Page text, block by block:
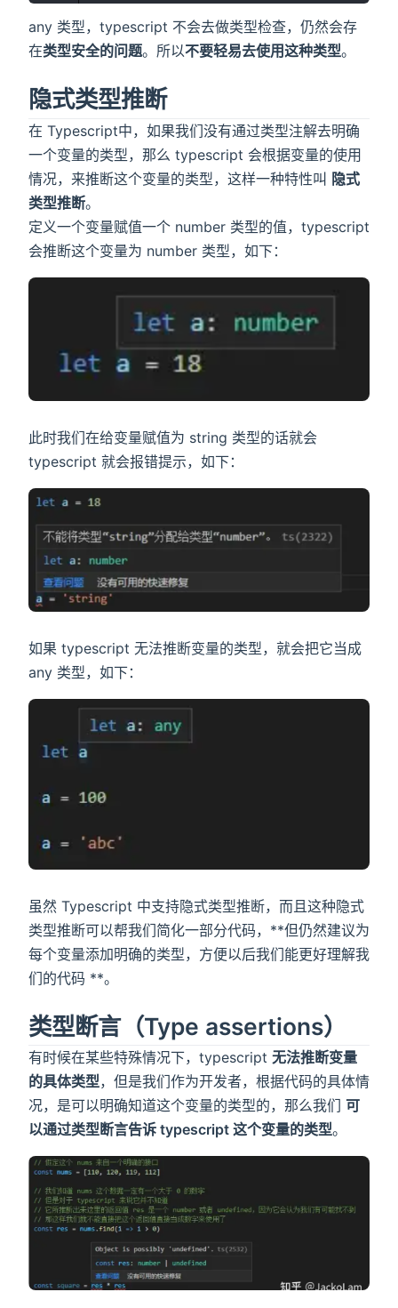
any 类型，typescript 不会去做类型检查，仍然会存
在类型安全的问题。所以不要轻易去使用这种类型。
隐式类型推断
在 Typescript中，如果我们没有通过类型注解去明确
一个变量的类型，那么 typescript 会根据变量的使用
情况，来推断这个变量的类型，这样一种特性叫 隐式
类型推断。
定义一个变量赋值一个 number 类型的值，typescript
会推断这个变量为 number 类型，如下：
此时我们在给变量赋值为 string 类型的话就会
typescript 就会报错提示，如下：
如果 typescript 无法推断变量的类型，就会把它当成
any 类型，如下：
虽然 Typescript 中支持隐式类型推断，而且这种隐式
类型推断可以帮我们简化一部分代码，**但仍然建议为
每个变量添加明确的类型，方便以后我们能更好理解我
们的代码 **。
类型断言（Type assertions）
有时候在某些特殊情况下，typescript 无法推断变量
的具体类型，但是我们作为开发者，根据代码的具体情
况，是可以明确知道这个变量的类型的，那么我们 可
以通过类型断言告诉 typescript 这个变量的类型。